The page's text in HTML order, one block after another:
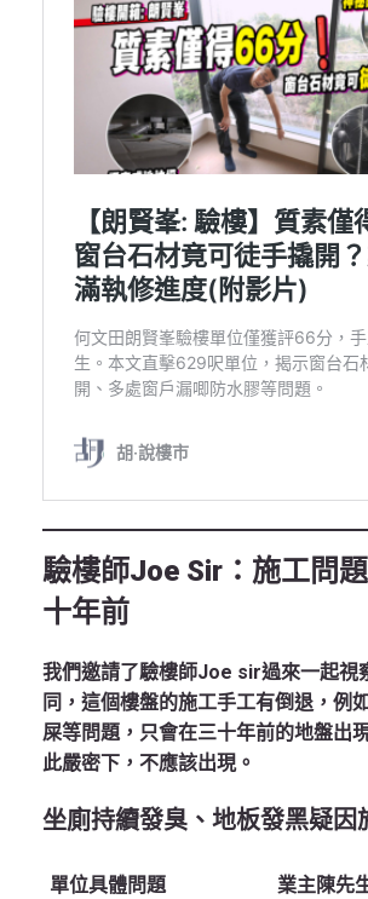
驗樓師Joe Sir：施工問
十年前
我們邀請了驗樓師Joe sir過來一起視
同，這個樓盤的施工手工有倒退，例
屎等問題，只會在三十年前的地盤出
此嚴密下，不應該出現。
坐廁持續發臭、地板發黑疑因
單位具體問題 業主陳先